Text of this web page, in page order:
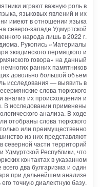
играют важную роль в
языковых явлений и их
имеют в отношении языка
северо-западе Удмуртской
народа лишь в 2022 г.
Рукопись «Материалы
зюздинского пермяцкого и
говора» на данный
ранних памятников
довольно большой объем
исследования — выявить в
слова тюркского
анализ их происхождения и
В исследовании применены
анализа. В ходе
отобраны слова тюркского
или преимущественно
из них представляют
северной части территорий
Удмуртской Республики, что
контактах в указанном
два булгаризма и один
при дальнейшем анализе
точную диалектную базу.